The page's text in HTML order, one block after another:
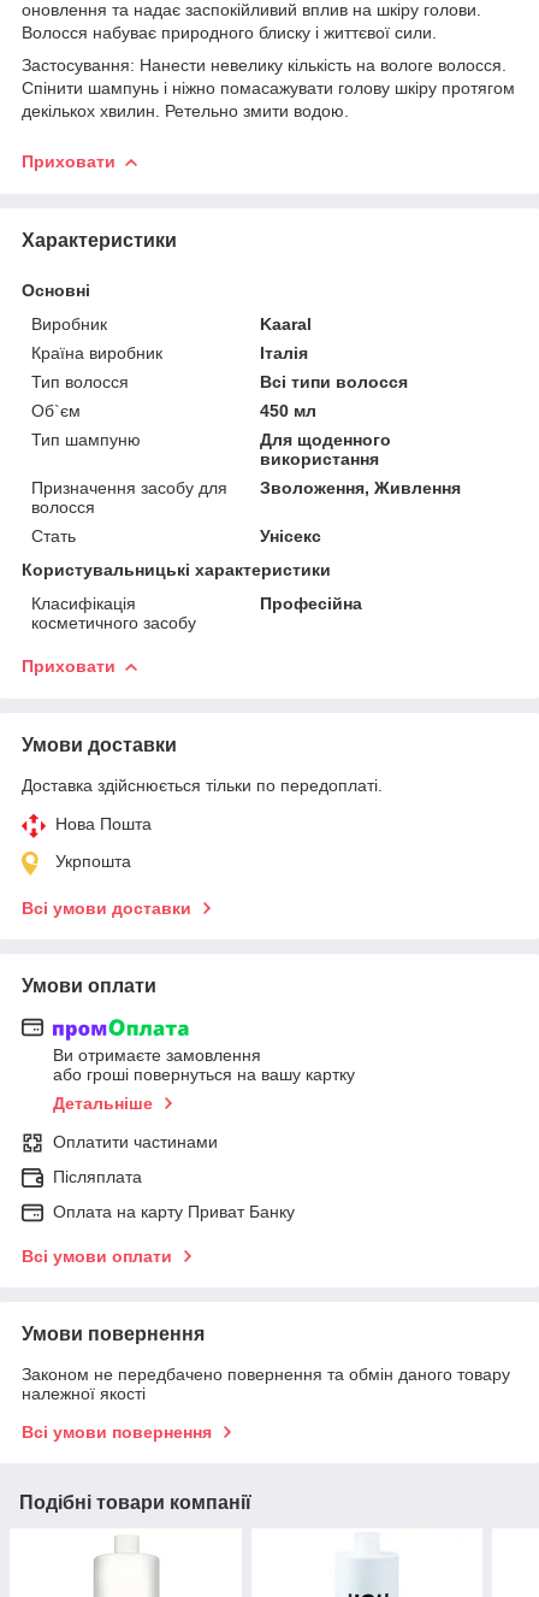
оновлення та надає заспокійливий вплив на шкіру голови.
Волосся набуває природного блиску і життєвої сили.
Застосування: Нанести невелику кількість на вологе волосся.
Спінити шампунь і ніжно помасажувати голову шкіру протягом
декількох хвилин. Ретельно змити водою.
Приховати
Характеристики
Основні
Виробник
Kaaral
Країна виробник
Італія
Тип волосся
Всі типи волосся
Об`єм
450 мл
Тип шампуню
Для щоденного
використання
Призначення засобу для
волосся
Зволоження, Живлення
Стать
Унісекс
Користувальницькі характеристики
Класифікація
косметичного засобу
Професійна
Приховати
Умови доставки
Доставка здійснюється тільки по передоплаті.
Нова Пошта
Укрпошта
Всі умови доставки
Умови оплати
Ви отримаєте замовлення
або гроші повернуться на вашу картку
Детальніше
Оплатити частинами
Післяплата
Оплата на карту Приват Банку
Всі умови оплати
Умови повернення
Законом не передбачено повернення та обмін даного товару
належної якості
Всі умови повернення
Подібні товари компанії